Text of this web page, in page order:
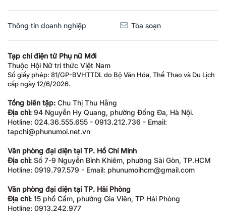
Thông tin doanh nghiệp Tòa soạn
Tạp chí điện tử Phụ nữ Mới
Thuộc Hội Nữ trí thức Việt Nam
Số giấy phép: 81/GP-BVHTTDL do Bộ Văn Hóa, Thể Thao và Du Lịch
cấp ngày 12/6/2026.
Tổng biên tập: Chu Thị Thu Hằng
Địa chỉ: 94 Nguyễn Hy Quang, phường Đống Đa, Hà Nội.
Hotline: 024.36.555.655 - 0913.212.736 - Email:
tapchi@phunumoi.net.vn
Văn phòng đại diện tại TP. Hồ Chí Minh
Địa chỉ: Số 7-9 Nguyễn Bỉnh Khiêm, phường Sài Gòn, TP.HCM
Hotline: 0919.797.579 - Email: phunumoihcm@gmail.com
Văn phòng đại diện tại TP. Hải Phòng
Địa chỉ: 15 phố Cấm, phường Gia Viên, TP Hải Phòng
Hotline: 0913.242.977